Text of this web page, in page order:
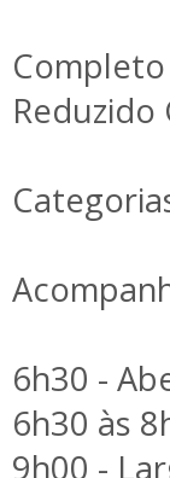
Reduzido
6h30 -
6h30 às
9h00 -